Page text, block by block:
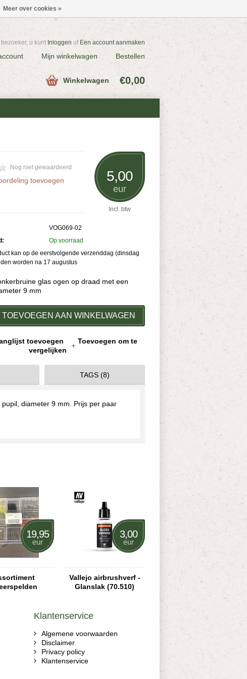
u kunt Inloggen of Een account aanmaken
Mijn winkelwagen Bestellen
Winkelwagen €0,00
5,00
eur
Incl. btw
Nog niet gewaardeerd
toevoegen
VOG069-02
Op voorraad
kan op de eerstvolgende verzenddag (dinsdag
worden na 17 augustus
glas ogen op draad met een
9 mm
TOEVOEGEN AAN WINKELWAGEN
toevoegen
Toevoegen om te
vergelijken
TAGS (8)
diameter 9 mm. Prijs per paar
19,95
eur
3,00
eur
Vallejo airbrushverf -
Glanslak (70.510)
Klantenservice
Algemene voorwaarden
Disclaimer
Privacy policy
Klantenservice
Meer over cookies »